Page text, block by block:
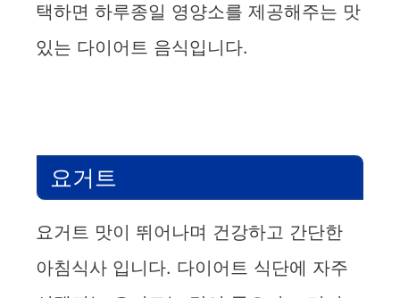
택하면 하루종일 영양소를 제공해주는 맛
있는 다이어트 음식입니다.
요거트
요거트 맛이 뛰어나며 건강하고 간단한
아침식사 입니다. 다이어트 식단에 자주